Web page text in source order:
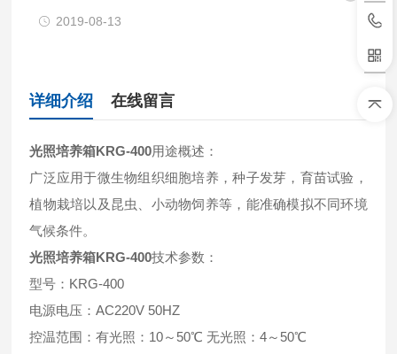
2019-08-13
详细介绍 在线留言
光照培养箱KRG-400用途概述：
广泛应用于微生物组织细胞培养，种子发芽，育苗试验，
植物栽培以及昆虫、小动物饲养等，能准确模拟不同环境
气候条件。
光照培养箱KRG-400技术参数：
型号：KRG-400
电源电压：AC220V 50HZ
控温范围：有光照：10～50℃ 无光照：4～50℃